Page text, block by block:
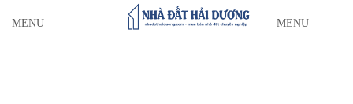
MENU MENU